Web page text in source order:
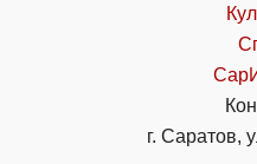
г. Саратов,